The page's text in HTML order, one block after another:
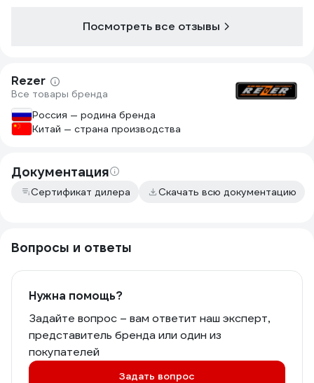
Посмотреть все отзывы
Rezer
Все товары бренда
Россия — родина бренда
Китай — страна производства
Документация
Сертификат дилера Скачать всю документацию
Вопросы и ответы
Нужна помощь?
Задайте вопрос – вам ответит наш эксперт,
представитель бренда или один из
покупателей
Задать вопрос